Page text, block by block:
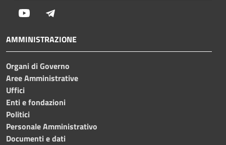
Youtube
AMMINISTRAZIONE
Organi di Governo
Aree Amministrative
Uffici
Enti e fondazioni
Politici
Personale Amministrativo
Documenti e dati